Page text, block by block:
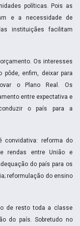
políticas. Pois as
e a necessidade de
instituiçães facilitam
Os interesses
pôde, enfim, deixar para
o Plano Real. Os
entre expectativa e
o país para a
reforma do
rendas entre União e
do país para os
reformulação do ensino
de resto toda a classe
do país. Sobretudo no